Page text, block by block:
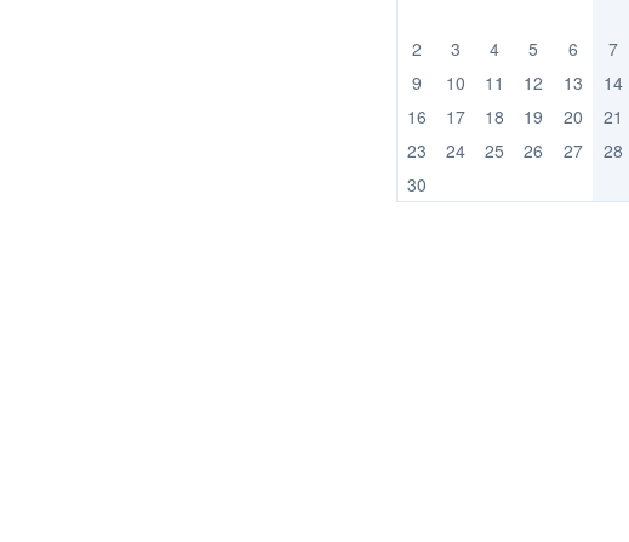
2
3 4 5 6 7
9
10 11 12 13 14
16
17 18 19 20 21
23
24 25 26 27 28
30